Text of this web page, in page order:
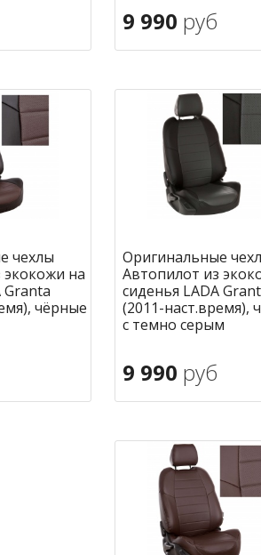
9 990 руб
чехлы
на
Granta
чёрные
Оригинальные
Автопилот из
сиденья LADA
(2011-наст.время),
с темно серым
9 990 руб
В корзину